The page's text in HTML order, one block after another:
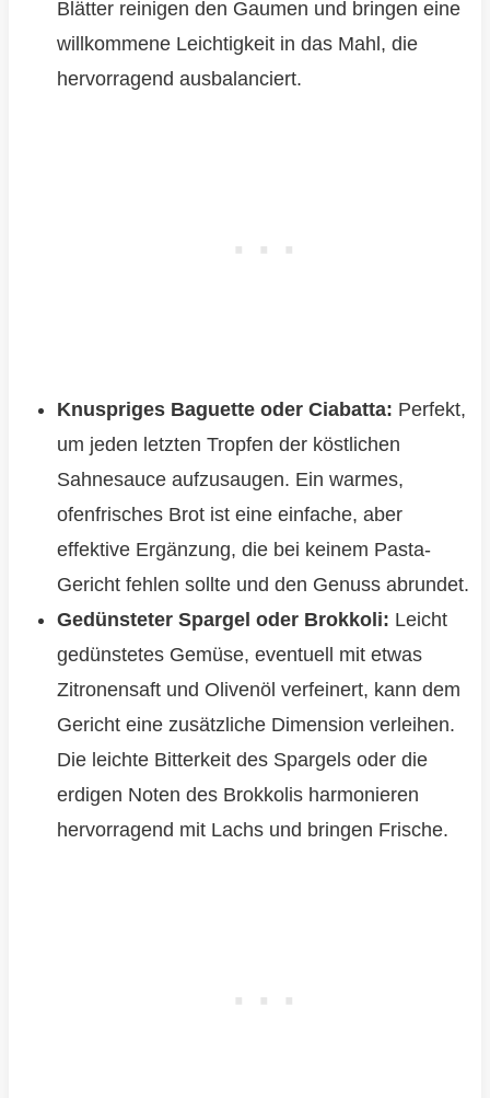
Blätter reinigen den Gaumen und bringen eine
willkommene Leichtigkeit in das Mahl, die
hervorragend ausbalanciert.
Knuspriges Baguette oder Ciabatta: Perfekt,
um jeden letzten Tropfen der köstlichen
Sahnesauce aufzusaugen. Ein warmes,
ofenfrisches Brot ist eine einfache, aber
effektive Ergänzung, die bei keinem Pasta-
Gericht fehlen sollte und den Genuss abrundet.
Gedünsteter Spargel oder Brokkoli: Leicht
gedünstetes Gemüse, eventuell mit etwas
Zitronensaft und Olivenöl verfeinert, kann dem
Gericht eine zusätzliche Dimension verleihen.
Die leichte Bitterkeit des Spargels oder die
erdigen Noten des Brokkolis harmonieren
hervorragend mit Lachs und bringen Frische.